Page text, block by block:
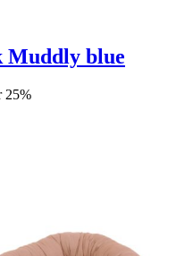
Muddly blue
25%